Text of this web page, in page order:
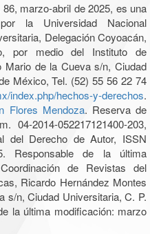
marzo-abril de 2025, es una
la Universidad Nacional
Delegación Coyoacán,
por medio del Instituto de
Mario de la Cueva s/n, Ciudad
México, Tel. (52) 55 56 22 74
index.php/hechos-y-derechos.
Flores Mendoza. Reserva de
2014-052217121400-203,
del Derecho de Autor, ISSN
Responsable de la última
de Revistas del
Ricardo Hernández Montes
s/n, Ciudad Universitaria, C. P.
la última modificación: marzo